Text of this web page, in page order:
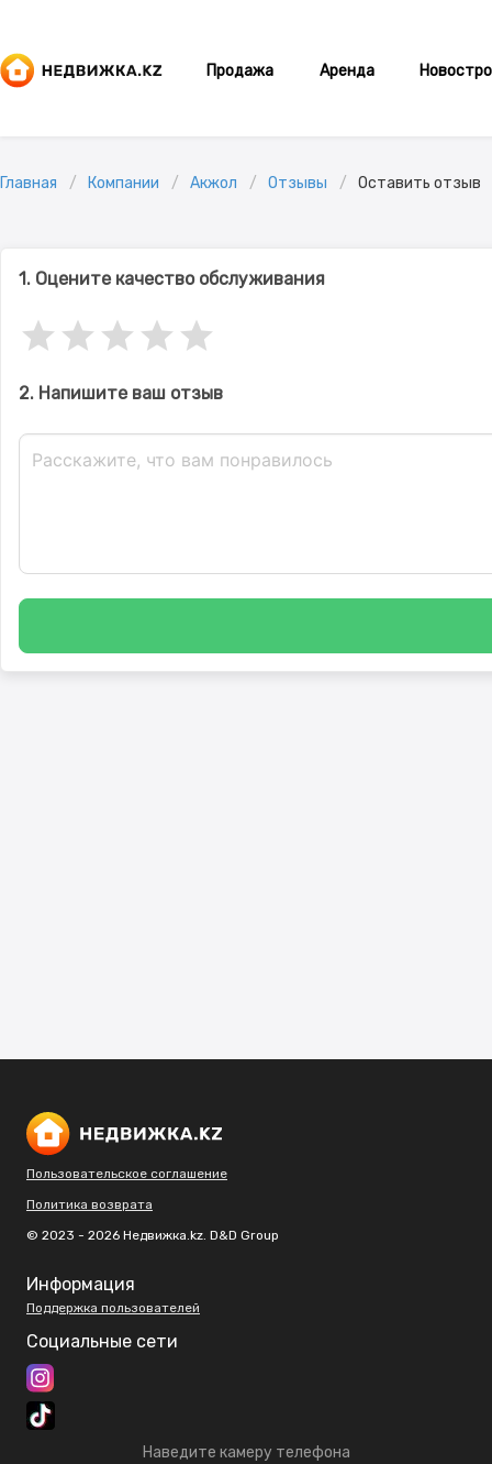
Продажа Аренда
Главная Компании Акжол Отзывы Оставить отзыв
1. Оцените качество обслуживания
2. Напишите ваш отзыв
Пользовательское соглашение
Политика возврата
© 2023 - 2026 Недвижка.kz. D&D Group
Информация
Поддержка пользователей
Социальные сети
Наведите камеру телефона